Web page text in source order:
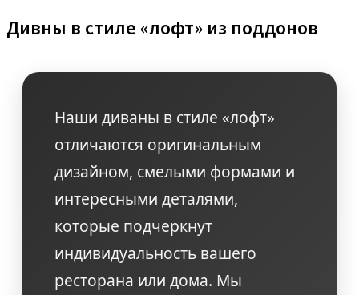
Дивны в стиле «лофт» из поддонов
Наши диваны в стиле «лофт»
отличаются оригинальным
дизайном, смелыми формами и
интересными деталями,
которые подчеркнут
индивидуальность вашего
ресторана или дома. Мы